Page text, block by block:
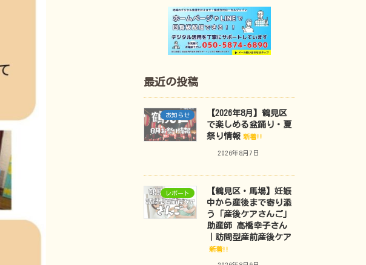
最近の投稿
お知らせ
【2026年8月】鶴見区
で楽しめる盆踊り・夏
祭り情報 新着!!
2026年8月7日
レポート
【鶴見区・馬場】妊娠
中から産後まで寄り添
う「産後ケアさんご」
助産師 高橋幸子さん
｜訪問型産前産後ケア
新着!!